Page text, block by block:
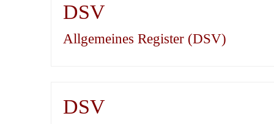
DSV
Allgemeines Register (DSV)
DSV